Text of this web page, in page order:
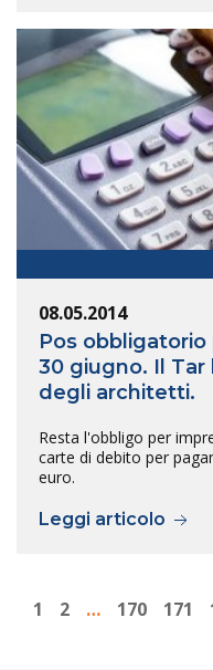
08.05.2014
Pos obbligatorio
30 giugno. Il Tar
degli architetti.
Resta l'obbligo per
carte di debito per
euro.
Leggi articolo
1 2 … 170 171